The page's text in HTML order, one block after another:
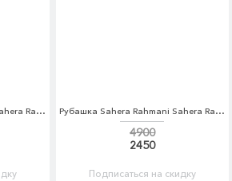
Рубашка Sahera Rahmani Sahera Rahmani MP002XM0W5KG Рубашка Sahera Rahmani Sahera Rahmani MP002XM0W5KH
4900
2450
Подписаться на скидку